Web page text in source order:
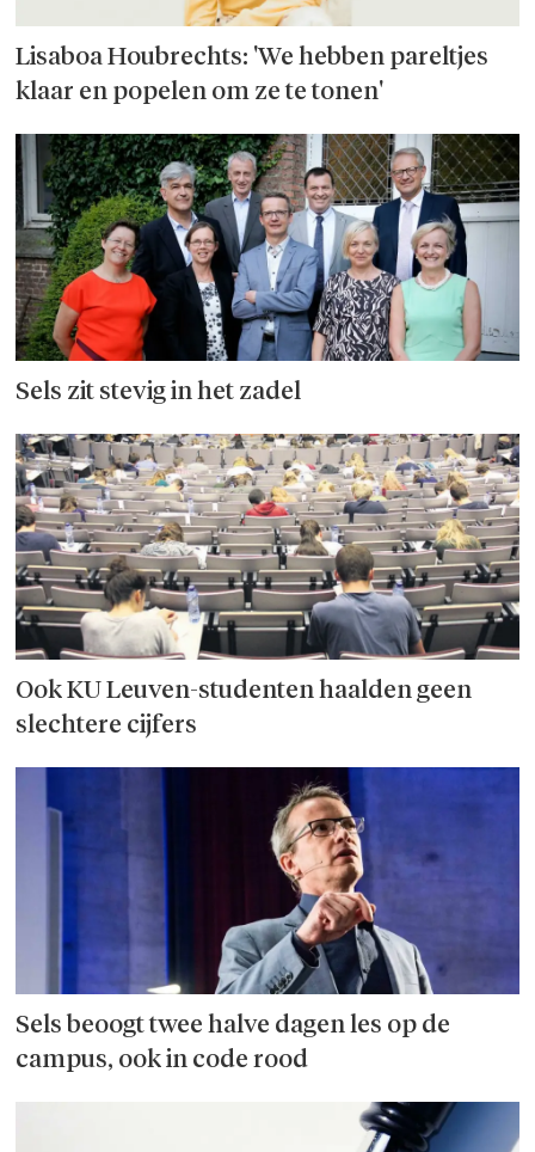
Lisaboa Houbrechts: 'We hebben pareltjes
klaar en popelen om ze te tonen'
Sels zit stevig in het zadel
Ook KU Leuven-studenten haalden geen
slechtere cijfers
Sels beoogt twee halve dagen les op de
campus, ook in code rood